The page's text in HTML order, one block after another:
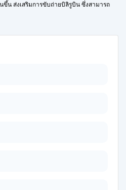
ขึ้น ส่งเสริมการขับถ่ายบิลิรูบิน ซึ่งสามารถ